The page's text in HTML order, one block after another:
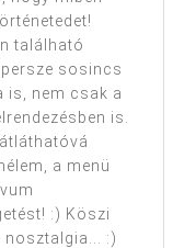
található
sosincs
is, nem csak a
is.
a menü
:) Köszi
:)